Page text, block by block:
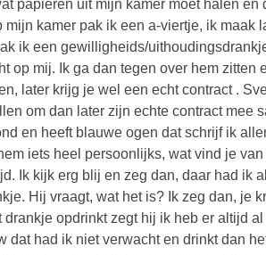
papieren uit mijn kamer moet halen
kamer pak ik een a-viertje, ik maak
ik een gewilligheids/
op mij. Ik ga dan tegen over hem zitten
later krijg je wel een echt contract .
om dan later zijn echte contract mee
en heeft blauwe ogen dat schrijf ik
iets heel persoonlijks, wat vind je
Ik kijk erg blij en zeg dan, daar had ik
Hij vraagt, wat het is? Ik zeg dan, je
opdrinkt zegt hij ik heb er altijd al
dat had ik niet verwacht en drinkt dan